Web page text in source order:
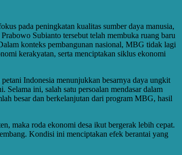
pada peningkatan kualitas sumber daya manusia,
Subianto tersebut telah membuka ruang baru
konteks pembangunan nasional, MBG tidak lagi
kerakyatan, serta menciptakan siklus ekonomi
Indonesia menunjukkan besarnya daya ungkit
Selama ini, salah satu persoalan mendasar dalam
besar dan berkelanjutan dari program MBG, hasil
maka roda ekonomi desa ikut bergerak lebih cepat.
Kondisi ini menciptakan efek berantai yang